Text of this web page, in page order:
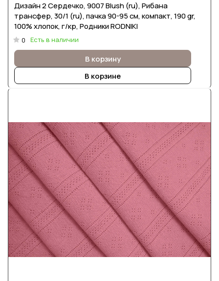
Дизайн 2 Сердечко, 9007 Blush (ru), Рибана
трансфер, 30/1 (ru), пачка 90-95 см, компакт, 190 gr,
100% хлопок, г/кр, Родники RODNIKI
0 Есть в наличии
В корзину
В корзине